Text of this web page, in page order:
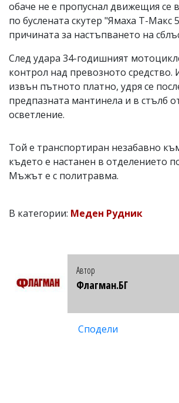
обаче не е пропуснал движещия се
по буслената скутер "Ямаха Т-Макс
причината за настъпването на
След удара 34-годишният
контрол над превозното средство.
извън пътното платно, удря се
предпазната мантинела и в стълб
осветление.
Той е транспортиран незабавно
където е настанен в отделението
Мъжът е с политравма.
В категории: Меден Рудник
Автор
Флагман.БГ
Сподели